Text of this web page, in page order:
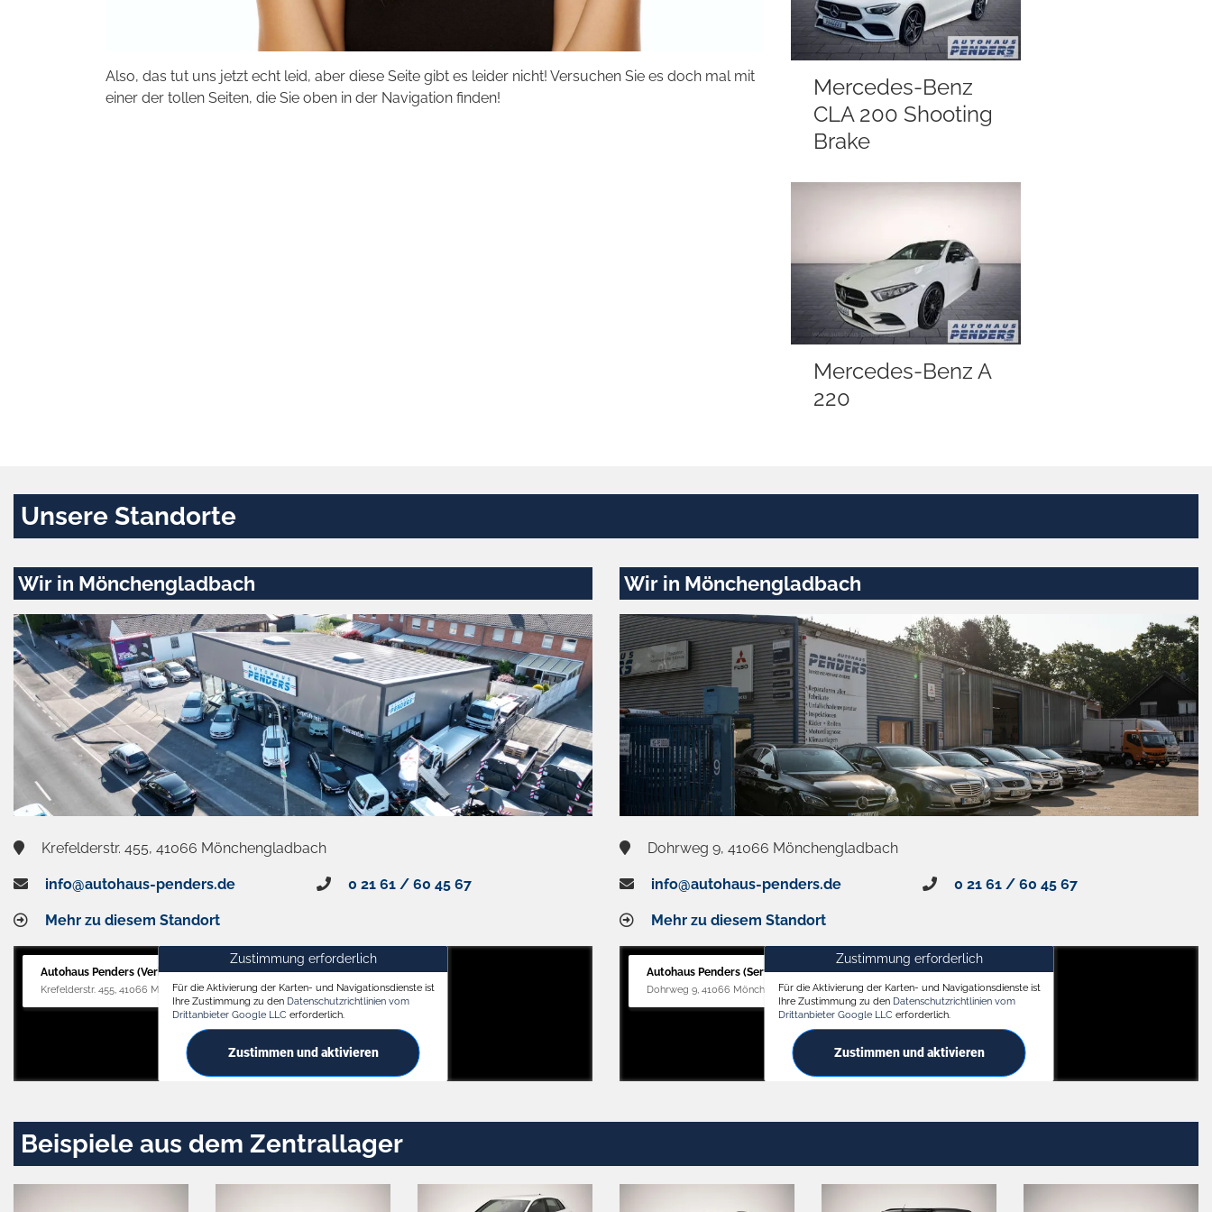
Also, das tut uns jetzt echt leid, aber diese Seite gibt es leider nicht! Versuchen Sie es doch mal mit
einer der tollen Seiten, die Sie oben in der Navigation finden!
Mercedes-Benz
CLA 200 Shooting
Brake
Mercedes-Benz A
220
Unsere Standorte
Wir in Mönchengladbach
Krefelderstr. 455, 41066 Mönchengladbach
info@autohaus-penders.de 0 21 61 / 60 45 67
Mehr zu diesem Standort
Autohaus Penders (Verkauf)
Krefelderstr. 455, 41066 Mönchengladbach
Zustimmung erforderlich
Für die Aktivierung der Karten- und Navigationsdienste ist
Ihre Zustimmung zu den Datenschutzrichtlinien vom
Drittanbieter Google LLC erforderlich.
Zustimmen und aktivieren
Wir in Mönchengladbach
Dohrweg 9, 41066 Mönchengladbach
info@autohaus-penders.de 0 21 61 / 60 45 67
Mehr zu diesem Standort
Autohaus Penders (Service)
Dohrweg 9, 41066 Mönchengladbach
Zustimmung erforderlich
Für die Aktivierung der Karten- und Navigationsdienste ist
Ihre Zustimmung zu den Datenschutzrichtlinien vom
Drittanbieter Google LLC erforderlich.
Zustimmen und aktivieren
Beispiele aus dem Zentrallager